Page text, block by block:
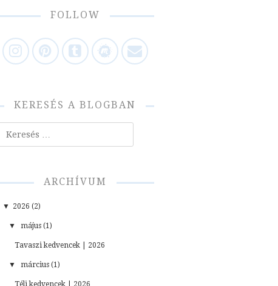
FOLLOW
KERESÉS A BLOGBAN
Keresés
ARCHÍVUM
▼ 2026 (2)
▼ május (1)
Tavaszi kedvencek | 2026
▼ március (1)
Téli kedvencek | 2026